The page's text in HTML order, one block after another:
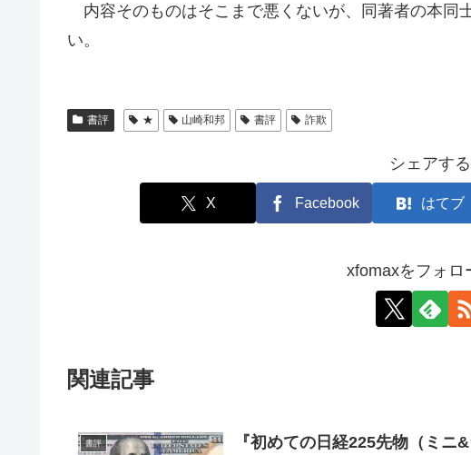
内容そのものはそこまで悪くないが、同著者の本同
い。
書評 ★ 山崎和邦 書評 詐欺
シェアする
X Facebook はてブ
xfomaxをフォロ
関連記事
書評 『初めての日経225先物（ミ